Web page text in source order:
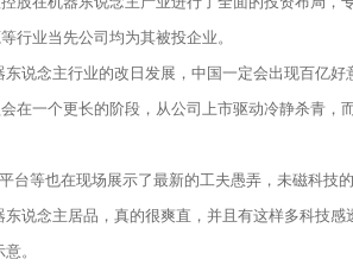
行业当先公司均为其被投企业。
说念主行业的改日发展，中国一定会出现百亿
一个更长的阶段，从公司上市驱动冷静杀青，
等也在现场展示了最新的工夫愚弄，未磁科技
念主居品，真的很爽直，并且有这样多科技感
。